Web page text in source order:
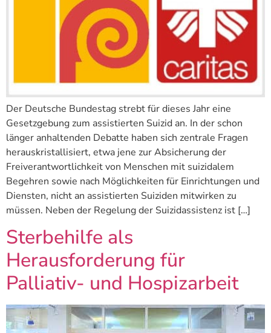
Der Deutsche Bundestag strebt für dieses Jahr eine
Gesetzgebung zum assistierten Suizid an. In der schon
länger anhaltenden Debatte haben sich zentrale Fragen
herauskristallisiert, etwa jene zur Absicherung der
Freiverantwortlichkeit von Menschen mit suizidalem
Begehren sowie nach Möglichkeiten für Einrichtungen und
Diensten, nicht an assistierten Suiziden mitwirken zu
müssen. Neben der Regelung der Suizidassistenz ist […]
Sterbehilfe als
Herausforderung für
Palliativ- und Hospizarbeit